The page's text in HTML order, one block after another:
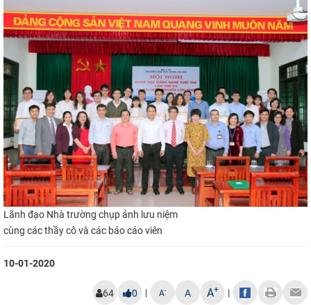
Lãnh đạo Nhà trường chụp ảnh lưu niệm
cùng các thầycôvà các báo cáo viên
10-01-2020
64 0 | A- A A+ |